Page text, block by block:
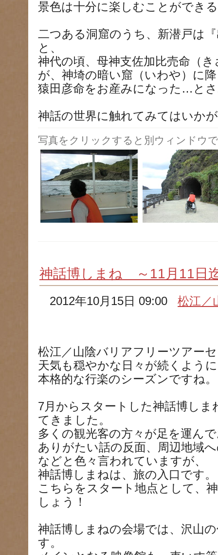
景色は十分に楽しむことができ
二つある洞窟のうち、新潜戸は
と、
神代の頃、母神支佐加比売命（
が、神埼の暗い窟（いわや）に
猿田彦命をお産みになった…と
神話の世界に触れてみてはいか
写真をクリックすると別ウィンドウ
神話博しまね ～11月11日
2012年10月15日 09:00松江／
松江／山陰バリアフリーツアー
天気も穏やかな日々が続くよう
本格的な行楽のシーズンですね。
7月からスタートした神話博しま
てきました。
多くの観光客の方々が足を運ん
ありがたい話の反面、周辺地域
などと色々言われていますが、
神話博しまねは、旅の入口です。
こちらをスタート地点として、
しょう！
神話博しまねの会場では、沢山
す。